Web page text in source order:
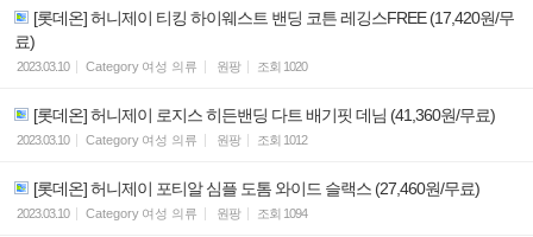
[롯데온] 허니제이 티킹 하이웨스트 밴딩 코튼 레깅스FREE (17,420원/무
료)
2023.03.10 Category 여성 의류 원팡 조회 1020
[롯데온] 허니제이 로지스 히든밴딩 다트 배기핏 데님 (41,360원/무료)
2023.03.10 Category 여성 의류 원팡 조회 1012
[롯데온] 허니제이 포티알 심플 도톰 와이드 슬랙스 (27,460원/무료)
2023.03.10 Category 여성 의류 원팡 조회 1094